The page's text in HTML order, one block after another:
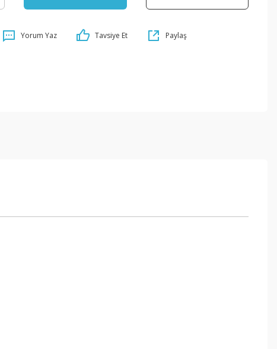
Yorum Yaz Tavsiye Et Paylaş